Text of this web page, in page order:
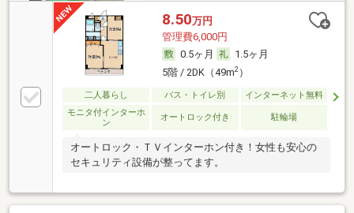
8.50万円
管理費6,000円
0.5ヶ月
1.5ヶ月
5階 / 2DK（49m2）
二人暮らし バス・トイレ別
インターネット無料
モニタ付インターホ
ン
オートロック付き 駐輪場
オートロック・ＴＶインターホン付き！女性も安心の
セキュリティ設備が整ってます。